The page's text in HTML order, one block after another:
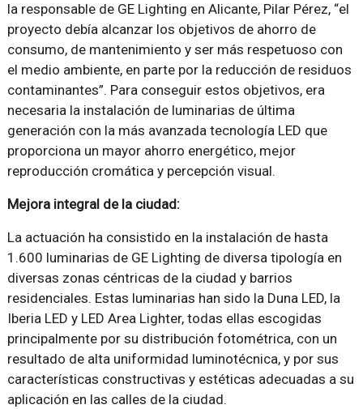
la responsable de GE Lighting en Alicante, Pilar Pérez, “el
proyecto debía alcanzar los objetivos de ahorro de
consumo, de mantenimiento y ser más respetuoso con
el medio ambiente, en parte por la reducción de residuos
contaminantes”. Para conseguir estos objetivos, era
necesaria la instalación de luminarias de última
generación con la más avanzada tecnología LED que
proporciona un mayor ahorro energético, mejor
reproducción cromática y percepción visual.
Mejora integral de la ciudad:
La actuación ha consistido en la instalación de hasta
1.600 luminarias de GE Lighting de diversa tipología en
diversas zonas céntricas de la ciudad y barrios
residenciales. Estas luminarias han sido la Duna LED, la
Iberia LED y LED Area Lighter, todas ellas escogidas
principalmente por su distribución fotométrica, con un
resultado de alta uniformidad luminotécnica, y por sus
características constructivas y estéticas adecuadas a su
aplicación en las calles de la ciudad.